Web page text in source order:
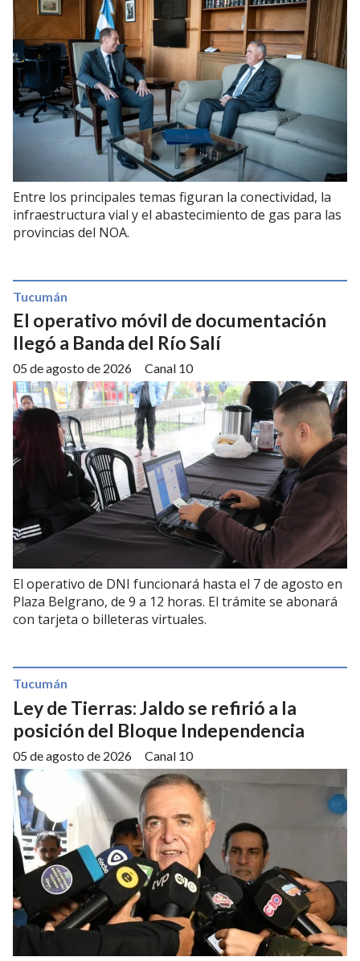
Entre los principales temas figuran la conectividad, la
infraestructura vial y el abastecimiento de gas para las
provincias del NOA.
El operativo móvil de documentación
llegó a Banda del Río Salí
Canal 10
Tucumán
05 de agosto de 2026
El operativo de DNI funcionará hasta el 7 de agosto en
Plaza Belgrano, de 9 a 12 horas. El trámite se abonará
con tarjeta o billeteras virtuales.
Ley de Tierras: Jaldo se refirió a la
posición del Bloque Independencia
Canal 10
Tucumán
05 de agosto de 2026